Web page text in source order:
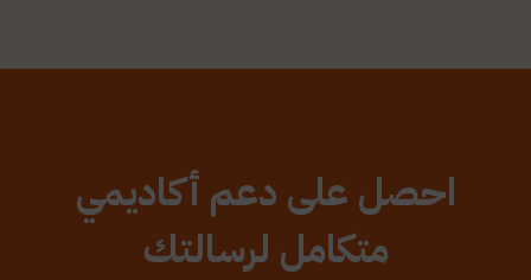
احصل على دعم أكاديمي
متكامل لرسالتك